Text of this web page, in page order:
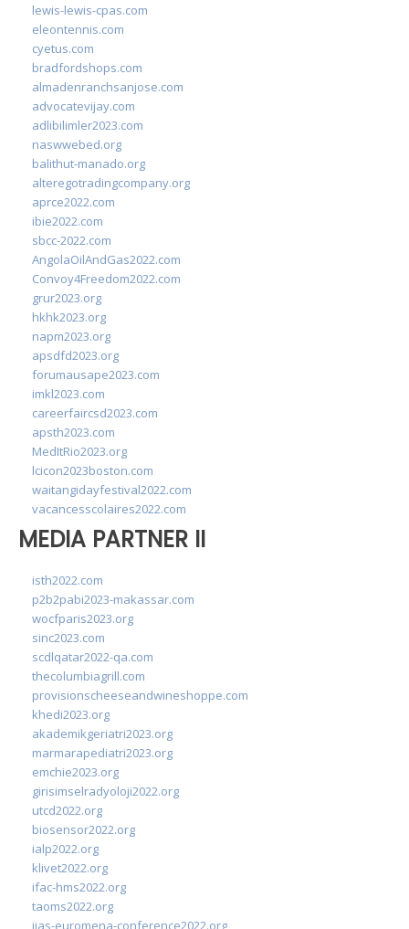
lewis-lewis-cpas.com
eleontennis.com
cyetus.com
bradfordshops.com
almadenranchsanjose.com
advocatevijay.com
adlibilimler2023.com
naswwebed.org
balithut-manado.org
alteregotradingcompany.org
aprce2022.com
ibie2022.com
sbcc-2022.com
AngolaOilAndGas2022.com
Convoy4Freedom2022.com
grur2023.org
hkhk2023.org
napm2023.org
apsdfd2023.org
forumausape2023.com
imkl2023.com
careerfaircsd2023.com
apsth2023.com
MedItRio2023.org
lcicon2023boston.com
waitangidayfestival2022.com
vacancesscolaires2022.com
MEDIA PARTNER II
isth2022.com
p2b2pabi2023-makassar.com
wocfparis2023.org
sinc2023.com
scdlqatar2022-qa.com
thecolumbiagrill.com
provisionscheeseandwineshoppe.com
khedi2023.org
akademikgeriatri2023.org
marmarapediatri2023.org
emchie2023.org
girisimselradyoloji2022.org
utcd2022.org
biosensor2022.org
ialp2022.org
klivet2022.org
ifac-hms2022.org
taoms2022.org
iias-euromena-conference2022.org